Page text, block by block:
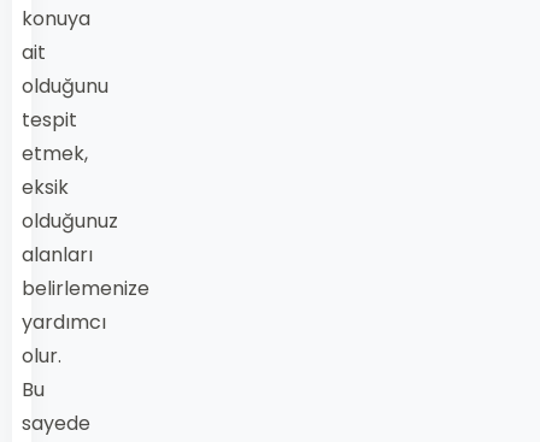
konuya
ait
olduğunu
tespit
etmek,
eksik
olduğunuz
alanları
belirlemenize
yardımcı
olur.
Bu
sayede